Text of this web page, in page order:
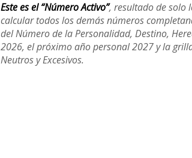
Este es el “Número Activo”, resultado de solo
calcular todos los demás números
del Número de la Personalidad, Destino,
2026, el próximo año personal 2027 y la
Neutros y Excesivos.